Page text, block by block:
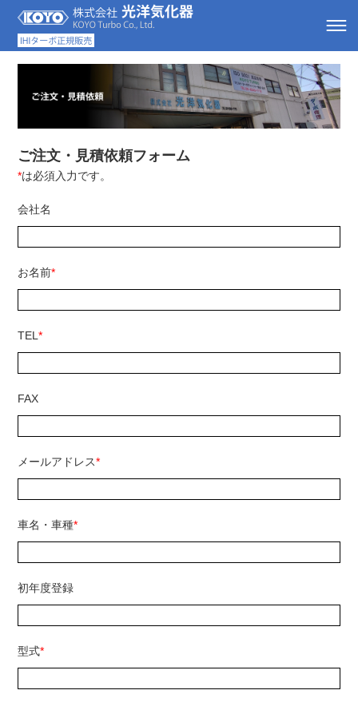
ご注文・見積依頼フォーム
*は必須入力です。
会社名
お名前*
TEL*
FAX
メールアドレス*
車名・車種*
初年度登録
型式*